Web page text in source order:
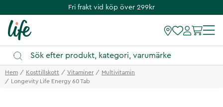
Fri frakt vid köp över 299kr
Hem Kosttillskott Vitaminer
Multivitamin
Longevity Life Energy 60 Tab